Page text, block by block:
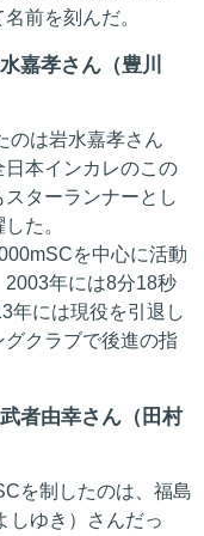
前を刻んだ。
嘉孝さん（豊川
のは岩水嘉孝さん
本インカレのこの
ターランナーとし
た。
を中心に活動
2003年には8分18秒
年には現役を引退し
クラブで後進の指
者由幸さん（田村
を制したのは、福島
しゆき）さんだっ